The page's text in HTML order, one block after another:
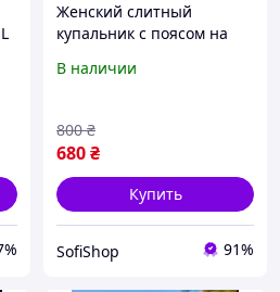
Женский слитный
купальник с поясом на
В наличии
680₴
800 ₴
Купить
SofiShop 91%